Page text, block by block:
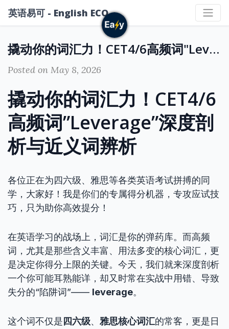
英语易可 - English ECO
撬动你的词汇力！CET4/6高频词"Leverage"深度剖析与近义词辨析
Posted on May 8, 2026
撬动你的词汇力！CET4/6
高频词”Leverage”深度剖
析与近义词辨析
各位正在为四六级、雅思等各类英语考试拼搏的同
学，大家好！我是你们的专属得分机器，专攻应试技
巧，只为助你高效提分！
在英语学习的战场上，词汇是你的弹药库。而高频
词，尤其是那些含义丰富、用法多变的核心词汇，更
是决定你得分上限的关键。今天，我们就来深度剖析
一个你可能耳熟能详，却又时常在实战中用错、导致
失分的“陷阱词”—— leverage。
这个词不仅是 四六级、 雅思核心词汇的常客，更是日